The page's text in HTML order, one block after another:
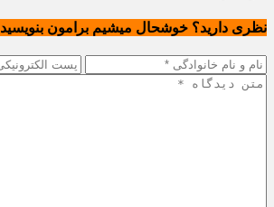
نظری دارید؟ خوشحال میشیم برامون بنویسید